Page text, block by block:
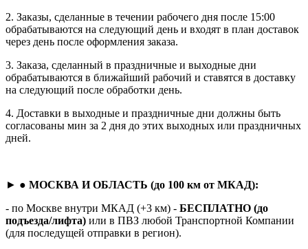
2. Заказы, сделанные в течении рабочего дня после 15:00
обрабатываются на следующий день и входят в план доставок
через день после оформления заказа.
3. Заказа, сделанный в праздничные и выходные дни
обрабатываются в ближайший рабочий и ставятся в доставку
на следующий после обработки день.
4. Доставки в выходные и праздничные дни должны быть
согласованы мин за 2 дня до этих выходных или праздничных
дней.
► ● МОСКВА И ОБЛАСТЬ (до 100 км от МКАД):
- по Москве внутри МКАД (+3 км) - БЕСПЛАТНО (до
подъезда/лифта) или в ПВЗ любой Транспортной Компании
(для последущей отправки в регион).